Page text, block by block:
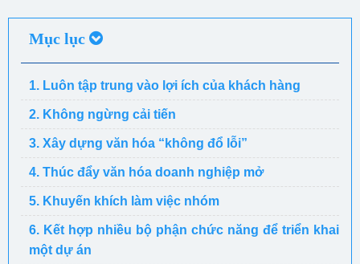
Mục lục
1. Luôn tập trung vào lợi ích của khách hàng
2. Không ngừng cải tiến
3. Xây dựng văn hóa “không đổ lỗi”
4. Thúc đẩy văn hóa doanh nghiệp mở
5. Khuyến khích làm việc nhóm
6. Kết hợp nhiều bộ phận chức năng để triển khai
một dự án